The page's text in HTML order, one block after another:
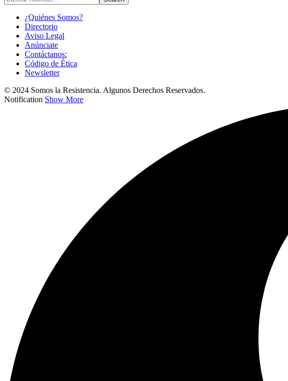
¿Quiénes Somos?
Directorio
Aviso Legal
Anúnciate
Contáctanos:
Código de Ética
Newsletter
© 2024 Somos la Resistencia. Algunos Derechos Reservados.
Notification Show More